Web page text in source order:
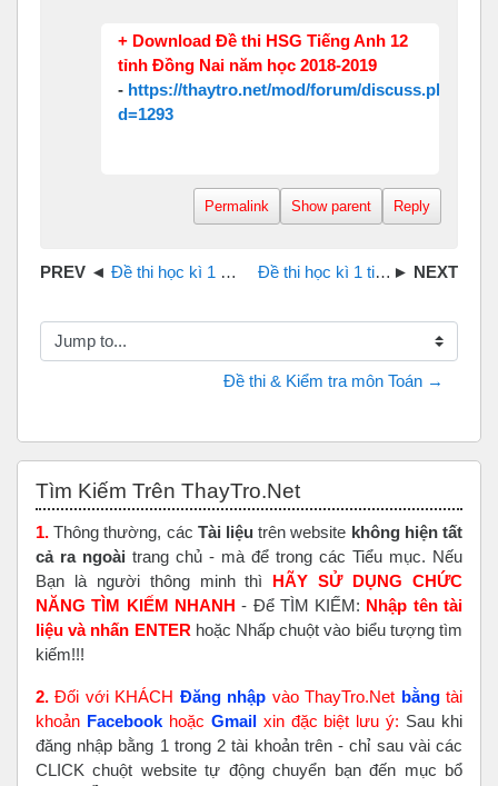
+ Download Đề thi HSG Tiếng Anh 12
tỉnh Đồng Nai năm học 2018-2019
- https://thaytro.net/mod/forum/discuss.php?
d=1293
Permalink Show parent Reply
Đề thi học kì 1 tiếng Anh 12 tỉnh Đồng Nai năm học 2019 - 2020 Đề thi học kì 1 tiếng Anh 12 tỉnh Đồng Nai năm học 2017 - 2018
Jump to...
Đề thi & Kiểm tra môn Toán →
Tìm Kiếm Trên ThayTro.Net
1. Thông thường, các Tài liệu trên website không hiện tất
cả ra ngoài trang chủ - mà để trong các Tiểu mục. Nếu
Bạn là người thông minh thì HÃY SỬ DỤNG CHỨC
NĂNG TÌM KIẾM NHANH - Để TÌM KIẾM: Nhập tên tài
liệu và nhấn ENTER hoặc Nhấp chuột vào biểu tượng tìm
kiếm!!!
2. Đối với KHÁCH Đăng nhập vào ThayTro.Net bằngtài
khoản Facebook hoặc Gmailxin đặc biệt lưu ý: Sau khi
đăng nhập bằng 1 trong 2 tài khoản trên - chỉ sau vài các
CLICK chuột website tự động chuyển bạn đến mục bổ